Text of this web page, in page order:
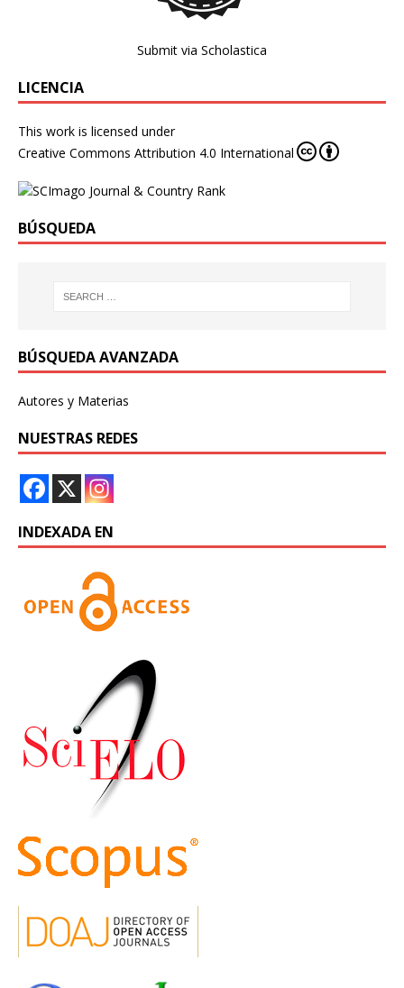
Submit via Scholastica
LICENCIA
This work is licensed under
Creative Commons Attribution 4.0 International
BÚSQUEDA
BÚSQUEDA AVANZADA
Autores y Materias
NUESTRAS REDES
INDEXADA EN